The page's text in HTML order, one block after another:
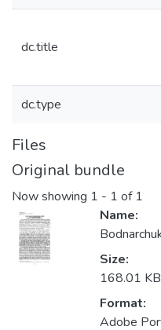
dc.title
dc.type
Files
Original bundle
Now showing 1 - 1 of 1
Name:
Size:
168.01 KB
Format:
Adobe